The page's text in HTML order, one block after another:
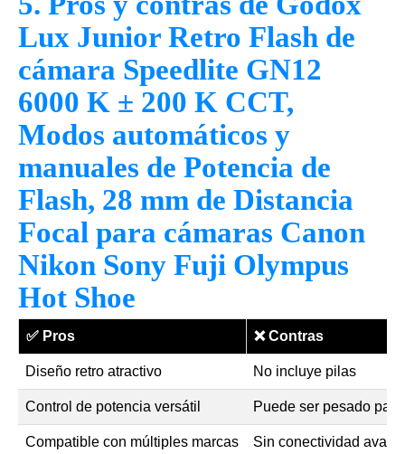
Lux Junior Retro Flash de
cámara Speedlite GN12
6000 K ± 200 K CCT,
Modos automáticos y
manuales de Potencia de
Flash, 28 mm de Distancia
Focal para cámaras Canon
Nikon Sony Fuji Olympus
Hot Shoe
✅ Pros ❌Contras
Diseño retro atractivo No incluye pilas
Control de potencia versátil Puede ser pesado
Compatible con múltiples marcas Sin conectividad